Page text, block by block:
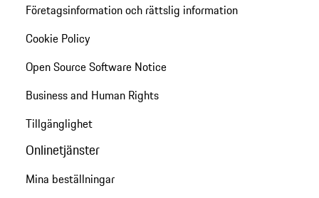
Företagsinformation och rättslig information
Cookie Policy
Open Source Software Notice
Business and Human Rights
Tillgänglighet
Onlinetjänster
Mina beställningar